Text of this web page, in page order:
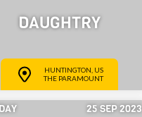
DAUGHTRY
HUNTINGTON, US
THE PARAMOUNT
25 SEP 2023